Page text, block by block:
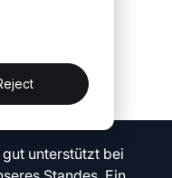
unterstützt bei